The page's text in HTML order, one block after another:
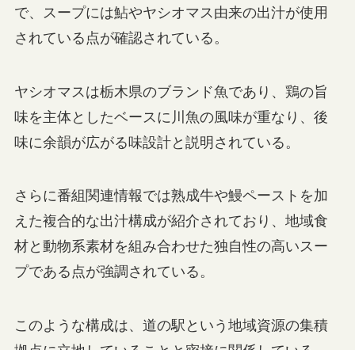
で、スープには鮎やヤシオマス由来の出汁が使用
されている点が確認されている。
ヤシオマスは栃木県のブランド魚であり、鶏の旨
味を主体としたベースに川魚の風味が重なり、後
味に余韻が広がる味設計と説明されている。
さらに番組関連情報では熟成牛や鰻ペーストを加
えた複合的な出汁構成が紹介されており、地域食
材と動物系素材を組み合わせた独自性の高いスー
プである点が強調されている。
このような構成は、道の駅という地域資源の集積